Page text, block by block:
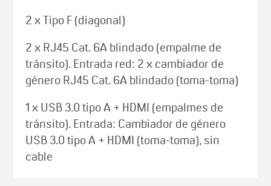
2 x Tipo F (diagonal)
2 x RJ45 Cat. 6A blindado (empalme de
tránsito). Entrada red: 2 x cambiador de
género RJ45 Cat. 6A blindado (toma-toma)
1 x USB 3.0 tipo A + HDMI (empalmes de
tránsito). Entrada: Cambiador de género
USB 3.0 tipo A + HDMI (toma-toma), sin
cable